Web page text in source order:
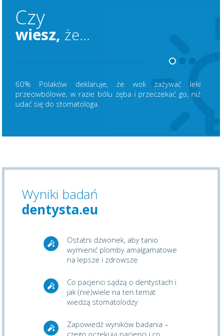
Czy
wiesz, że...
60% Polaków deklaruje, że woli zażywać leki
przeciwbólowe, w razie bólu zęba i przeczekać go, niż
udać się do stomatologa.
Wyniki badań
dentysta.eu
Ostatni dzwonek, aby tanio
wymienić plomby amalgamatowe
na lepsze i zdrowsze
Co pacjenci sądzą o dentystach i
jak (nie)wiele na ten temat
wiedzą stomatolodzy
Zapowiedź wyników badania –
czego oczekują pacjenci i co